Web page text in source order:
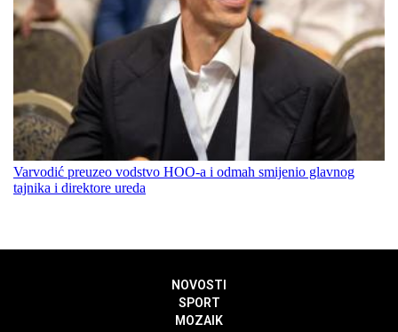
Varvodić preuzeo vodstvo HOO-a i odmah smijenio glavnog
tajnika i direktore ureda
NOVOSTI
SPORT
MOZAIK